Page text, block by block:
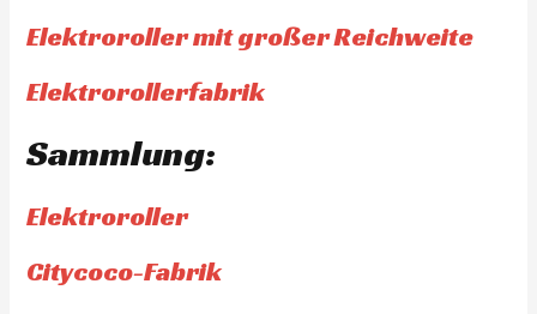
Elektroroller mit großer Reichweite
Elektrorollerfabrik
Sammlung:
Elektroroller
Citycoco-Fabrik